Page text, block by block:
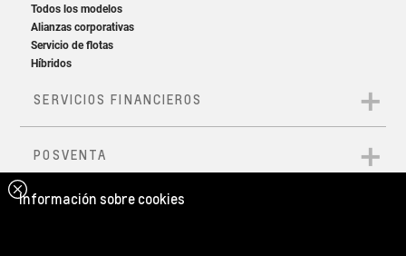
Información sobre cookies